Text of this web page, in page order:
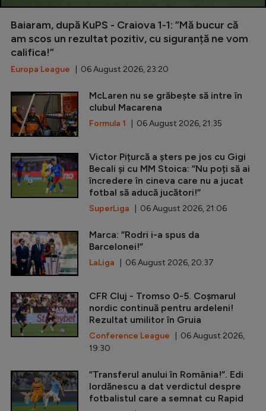
Baiaram, după KuPS - Craiova 1-1: ”Mă bucur că
am scos un rezultat pozitiv, cu siguranță ne vom
califica!”
Europa League | 06 August 2026, 23:20
McLaren nu se grăbește să intre în
clubul Macarena
Formula 1 | 06 August 2026, 21:35
Victor Pițurcă a șters pe jos cu Gigi
Becali și cu MM Stoica: ”Nu poți să ai
încredere în cineva care nu a jucat
fotbal să aducă jucători!”
SuperLiga | 06 August 2026, 21:06
Marca: ”Rodri i-a spus da
Barcelonei!”
LaLiga | 06 August 2026, 20:37
CFR Cluj - Tromso 0-5. Coșmarul
nordic continuă pentru ardeleni!
Rezultat umilitor în Gruia
Conference League | 06 August 2026,
19:30
”Transferul anului în România!”. Edi
Iordănescu a dat verdictul despre
fotbalistul care a semnat cu Rapid